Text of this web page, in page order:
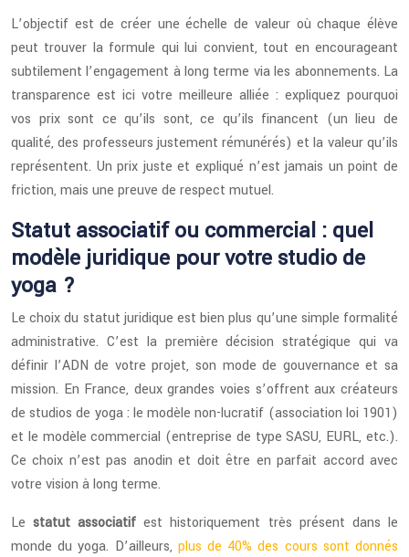
L’objectif est de créer une échelle de valeur où chaque élève
peut trouver la formule qui lui convient, tout en encourageant
subtilement l’engagement à long terme via les abonnements. La
transparence est ici votre meilleure alliée : expliquez pourquoi
vos prix sont ce qu’ils sont, ce qu’ils financent (un lieu de
qualité, des professeurs justement rémunérés) et la valeur qu’ils
représentent. Un prix juste et expliqué n’est jamais un point de
friction, mais une preuve de respect mutuel.
Statut associatif ou commercial : quel
modèle juridique pour votre studio de
yoga ?
Le choix du statut juridique est bien plus qu’une simple formalité
administrative. C’est la première décision stratégique qui va
définir l’ADN de votre projet, son mode de gouvernance et sa
mission. En France, deux grandes voies s’offrent aux créateurs
de studios de yoga : le modèle non-lucratif (association loi 1901)
et le modèle commercial (entreprise de type SASU, EURL, etc.).
Ce choix n’est pas anodin et doit être en parfait accord avec
votre vision à long terme.
Lestatut associatif est historiquement très présent dans le
monde du yoga. D’ailleurs, plus de 40% des cours sont donnés